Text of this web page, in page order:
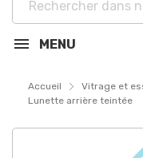
MENU
Accueil Vitrage et
Lunette arrière teintée